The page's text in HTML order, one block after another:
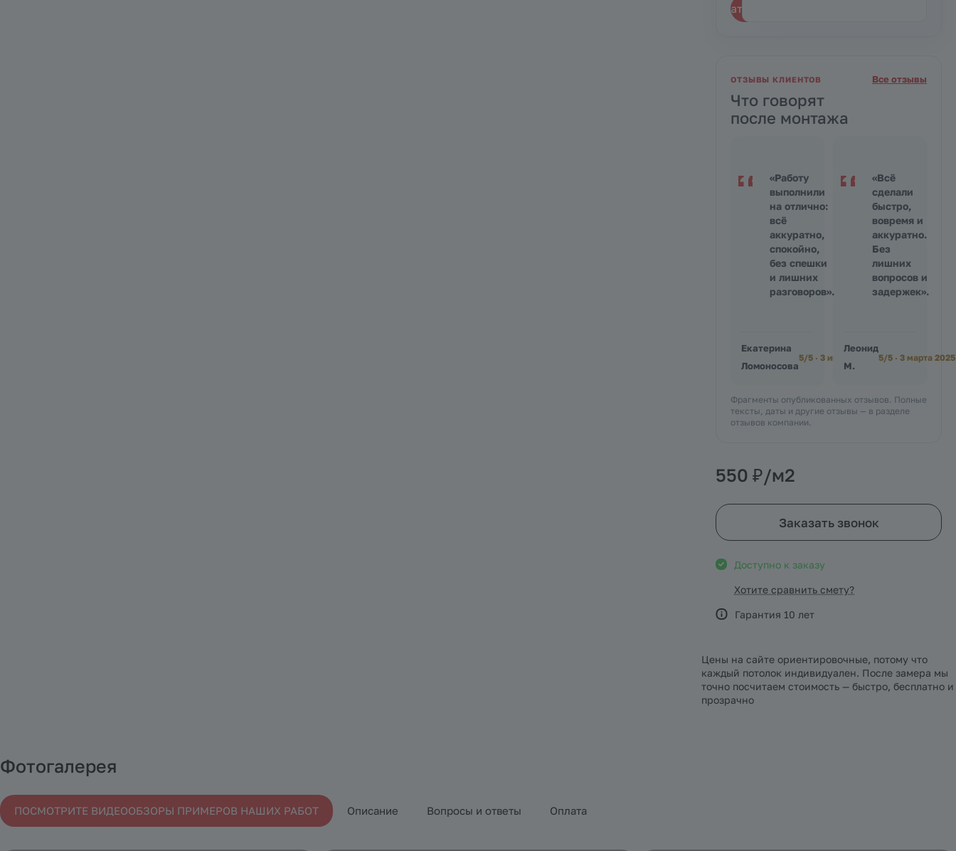
Рассчитать Натяжные потолки с фотопечатью
ОТЗЫВЫ КЛИЕНТОВ
Что говорят
после монтажа
Все отзывы
«Работу
выполнили
на отлично:
всё
аккуратно,
спокойно,
без спешки
и лишних
разговоров».
Екатерина
Ломоносова
5/5 · 3 июля 2025
«Всё
сделали
быстро,
вовремя и
аккуратно.
Без
лишних
вопросов и
задержек».
Леонид
М.
5/5 · 3 марта 2025
Фрагменты опубликованных отзывов. Полные
тексты, даты и другие отзывы — в разделе
отзывов компании.
550 ₽/м2
Заказать звонок
Доступно к заказу
Хотите сравнить смету?
Гарантия 10 лет
Цены на сайте ориентировочные, потому что
каждый потолок индивидуален. После замера мы
точно посчитаем стоимость — быстро, бесплатно и
прозрачно
Фотогалерея
ПОСМОТРИТЕ ВИДЕООБЗОРЫ ПРИМЕРОВ НАШИХ РАБОТ Описание Вопросы и ответы Оплата